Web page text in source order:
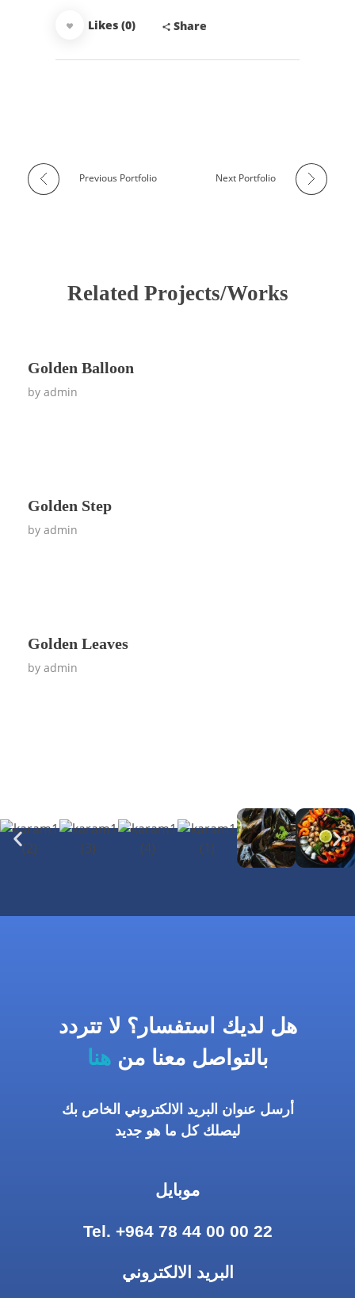
Likes (0) Share
Previous Portfolio Next Portfolio
Related Projects/Works
Golden Balloon
by admin
Golden Step
by admin
Golden Leaves
by admin
هل لديك استفسار؟ لا تتردد
بالتواصل معنا من هنا
أرسل عنوان البريد الالكتروني الخاص بك
ليصلك كل ما هو جديد
موبايل
Tel. +964 78 44 00 00 22
البريد الالكتروني